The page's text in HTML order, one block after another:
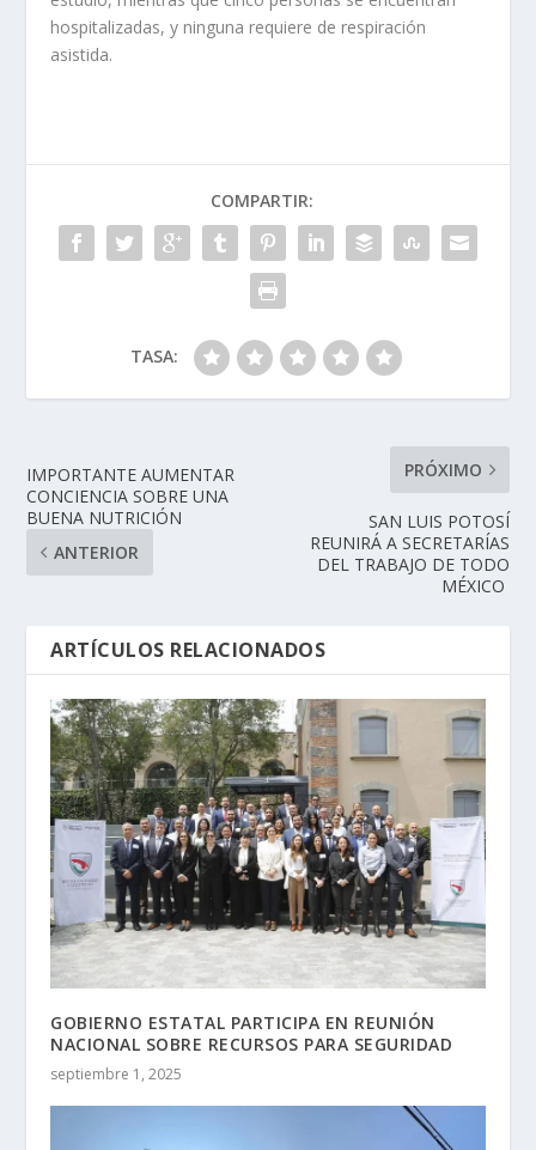
hospitalizadas, y ninguna requiere de respiración
asistida.
COMPARTIR:
TASA:
IMPORTANTE AUMENTAR
CONCIENCIA SOBRE UNA
BUENA NUTRICIÓN
ANTERIOR
PRÓXIMO
SAN LUIS POTOSÍ
REUNIRÁ A SECRETARÍAS
DEL TRABAJO DE TODO
MÉXICO
ARTÍCULOS RELACIONADOS
GOBIERNO ESTATAL PARTICIPA EN REUNIÓN
NACIONAL SOBRE RECURSOS PARA SEGURIDAD
septiembre 1, 2025